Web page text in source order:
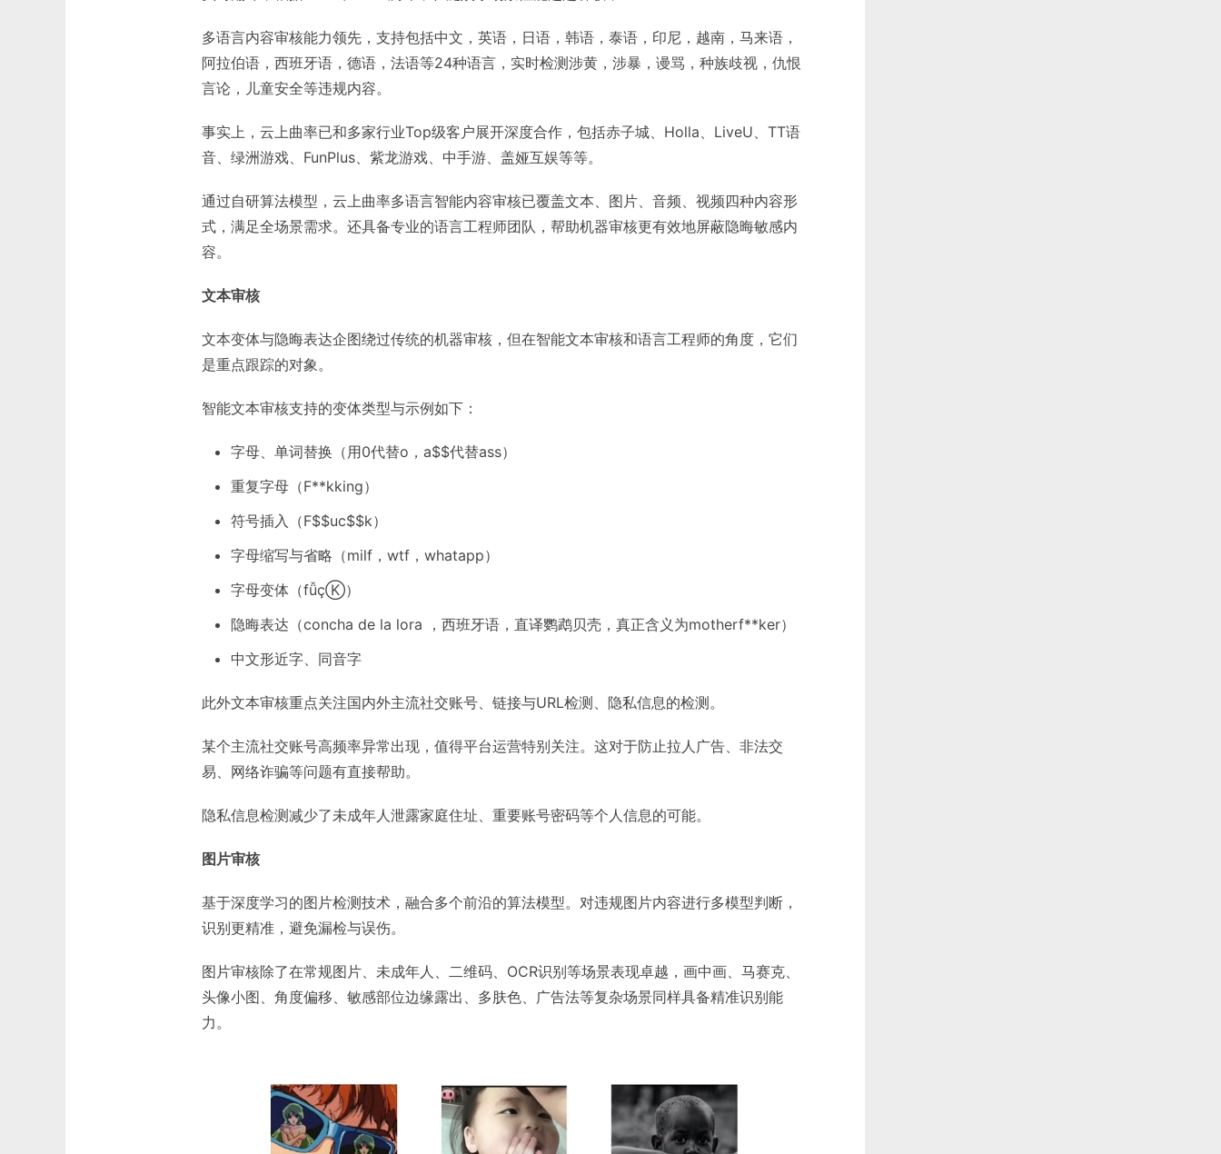
多语言内容审核能力领先，支持包括中文，英语，日语，韩语，泰语，印尼，越南，马来语，
阿拉伯语，西班牙语，德语，法语等24种语言，实时检测涉黄，涉暴，谩骂，种族歧视，仇恨
言论，儿童安全等违规内容。
事实上，云上曲率已和多家行业Top级客户展开深度合作，包括赤子城、Holla、LiveU、TT语
音、绿洲游戏、FunPlus、紫龙游戏、中手游、盖娅互娱等等。
通过自研算法模型，云上曲率多语言智能内容审核已覆盖文本、图片、音频、视频四种内容形
式，满足全场景需求。还具备专业的语言工程师团队，帮助机器审核更有效地屏蔽隐晦敏感内
容。
文本审核
文本变体与隐晦表达企图绕过传统的机器审核，但在智能文本审核和语言工程师的角度，它们
是重点跟踪的对象。
智能文本审核支持的变体类型与示例如下：
字母、单词替换（用0代替o，a$$代替ass）
重复字母（F**kking）
符号插入（F$$uc$$k）
字母缩写与省略（milf，wtf，whatapp）
字母变体（fǚçⓀ）
隐晦表达（concha de la lora ，西班牙语，直译鹦鹉贝壳，真正含义为motherf**ker）
中文形近字、同音字
此外文本审核重点关注国内外主流社交账号、链接与URL检测、隐私信息的检测。
某个主流社交账号高频率异常出现，值得平台运营特别关注。这对于防止拉人广告、非法交
易、网络诈骗等问题有直接帮助。
隐私信息检测减少了未成年人泄露家庭住址、重要账号密码等个人信息的可能。
图片审核
基于深度学习的图片检测技术，融合多个前沿的算法模型。对违规图片内容进行多模型判断，
识别更精准，避免漏检与误伤。
图片审核除了在常规图片、未成年人、二维码、OCR识别等场景表现卓越，画中画、马赛克、
头像小图、角度偏移、敏感部位边缘露出、多肤色、广告法等复杂场景同样具备精准识别能
力。